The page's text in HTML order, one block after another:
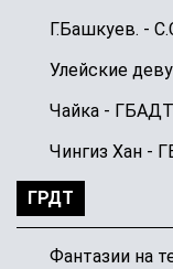
Г.Башкуев. -
Улейские
Чайка - ГБАДТ
Чингиз Хан -
ГРДТ
Фантазии на